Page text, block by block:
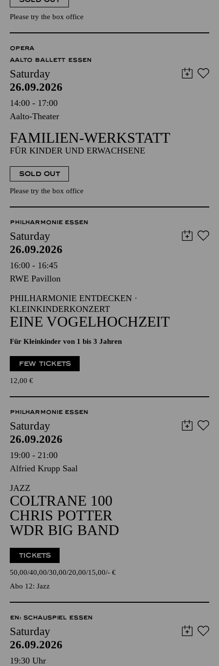
Please try the box office
OPERA
AALTO BALLETT ESSEN
Saturday
26.09.2026
14:00 - 17:00
Aalto-Theater
FAMILIEN-WERKSTATT
FÜR KINDER UND ERWACHSENE
SOLD OUT
Please try the box office
PHILHARMONIE ESSEN
Saturday
26.09.2026
16:00 - 16:45
RWE Pavillon
PHILHARMONIE ENTDECKEN ·
KLEINKINDERKONZERT
EINE VOGELHOCHZEIT
Für Kleinkinder von 1 bis 3 Jahren
FEW TICKETS
12,00 €
PHILHARMONIE ESSEN
Saturday
26.09.2026
19:00 - 21:00
Alfried Krupp Saal
JAZZ
COLTRANE 100
CHRIS POTTER
WDR BIG BAND
TICKETS
50,00 40,00 30,00 20,00 15,00 - €
Abo 12: Jazz
EN: SCHAUSPIEL ESSEN
Saturday
26.09.2026
19:30 Uhr